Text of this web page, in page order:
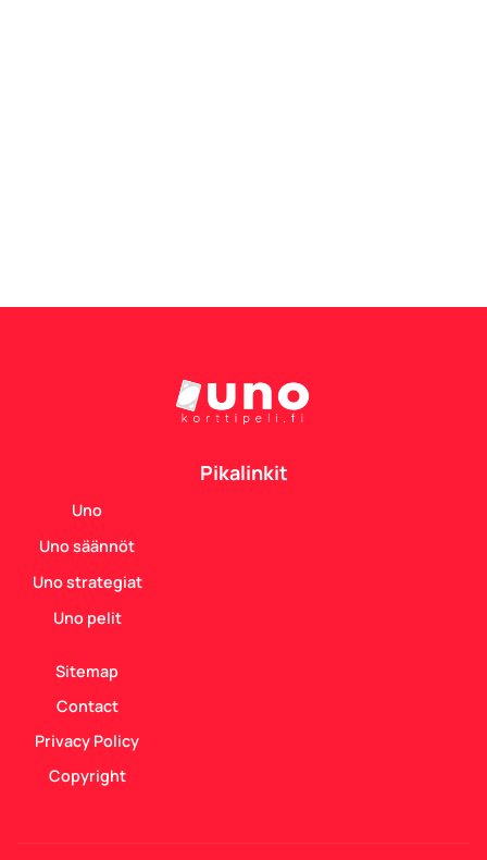
Pikalinkit
Uno
Uno säännöt
Uno strategiat
Uno pelit
Sitemap
Contact
Privacy Policy
Copyright